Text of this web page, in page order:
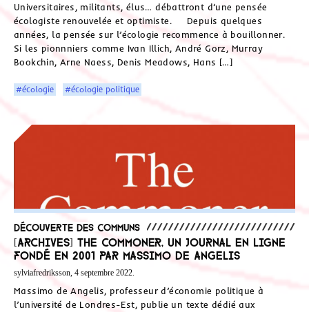
Universitaires, militants, élus… débattront d’une pensée
écologiste renouvelée et optimiste. Depuis quelques
années, la pensée sur l’écologie recommence à bouillonner.
Si les pionnniers comme Ivan Illich, André Gorz, Murray
Bookchin, Arne Naess, Denis Meadows, Hans […]
#écologie #écologie politique
Découverte des communs
[Archives] The Commoner, un journal en ligne
fondé en 2001 par Massimo De Angelis
sylviafredriksson, 4 septembre 2022.
Massimo de Angelis, professeur d’économie politique à
l’université de Londres-Est, publie un texte dédié aux